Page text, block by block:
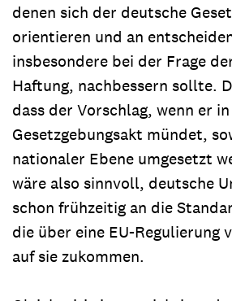
denen sich der deutsche
orientieren und an
insbesondere bei der Frage
Haftung, nachbessern sollte.
dass der Vorschlag, wenn er
Gesetzgebungsakt mündet,
nationaler Ebene umgesetzt
wäre also sinnvoll, deutsche
schon frühzeitig an die
die über eine EU-Regulierung
auf sie zukommen.